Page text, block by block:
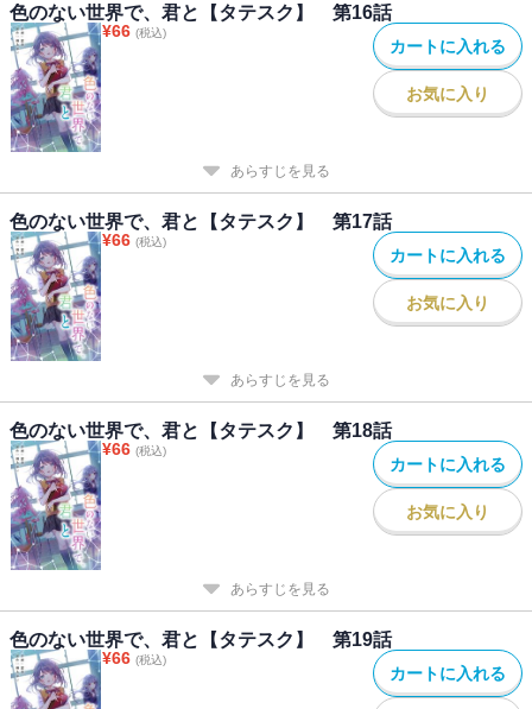
色のない世界で、君と【タテスク】 第16話
¥66 (税込)
カートに入れる
お気に入り
あらすじを見る
色のない世界で、君と【タテスク】 第17話
¥66 (税込)
カートに入れる
お気に入り
あらすじを見る
色のない世界で、君と【タテスク】 第18話
¥66 (税込)
カートに入れる
お気に入り
あらすじを見る
色のない世界で、君と【タテスク】 第19話
¥66 (税込)
カートに入れる